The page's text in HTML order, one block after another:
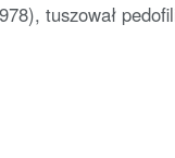
tuszował